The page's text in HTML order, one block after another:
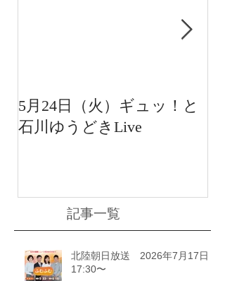
5月24日（火）ギュッ！と
石川ゆうどきLive
記事一覧
北陸朝日放送 2026年7月17日
17:30〜